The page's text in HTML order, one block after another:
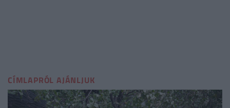
CÍMLAPRÓL AJÁNLJUK